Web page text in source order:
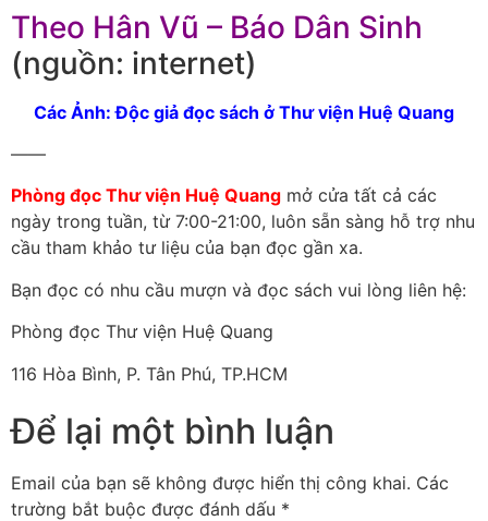
Theo Hân Vũ – Báo Dân Sinh
(nguồn: internet)
Các Ảnh: Độc giả đọc sách ở Thư viện Huệ Quang
——
Phòng đọc Thư viện Huệ Quang mở cửa tất cả các
ngày trong tuần, từ 7:00-21:00, luôn sẵn sàng hỗ trợ nhu
cầu tham khảo tư liệu của bạn đọc gần xa.
Bạn đọc có nhu cầu mượn và đọc sách vui lòng liên hệ:
Phòng đọc Thư viện Huệ Quang
116 Hòa Bình, P. Tân Phú, TP.HCM
Để lại một bình luận
Email của bạn sẽ không được hiển thị công khai. Các
trường bắt buộc được đánh dấu *